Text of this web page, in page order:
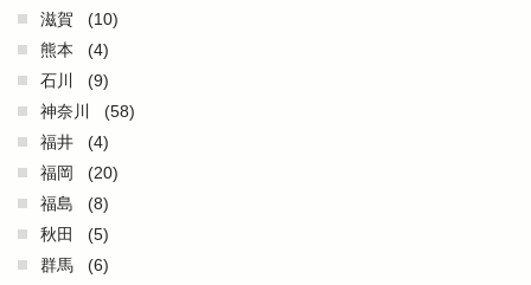
滋賀
(10)
熊本
(4)
石川
(9)
神奈川
(58)
福井
(4)
福岡
(20)
福島
(8)
秋田
(5)
群馬
(6)